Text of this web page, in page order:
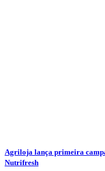
Agriloja lança primeira
Nutrifresh